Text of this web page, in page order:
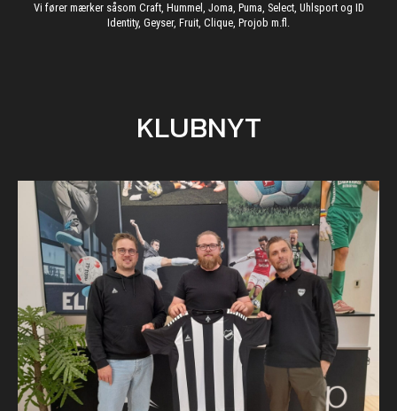
Vi fører mærker såsom Craft, Hummel, Joma, Puma, Select, Uhlsport og ID
Identity, Geyser, Fruit, Clique, Projob m.fl.
KLUBNYT